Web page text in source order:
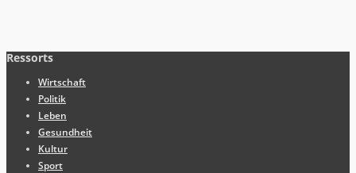
Ressorts
Wirtschaft
Politik
Leben
Gesundheit
Kultur
Sport